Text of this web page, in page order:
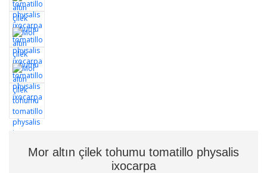
Mor altın çilek tohumu tomatillo physalis
ixocarpa